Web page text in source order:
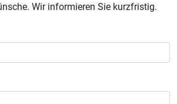
Wir informieren Sie kurzfristig.